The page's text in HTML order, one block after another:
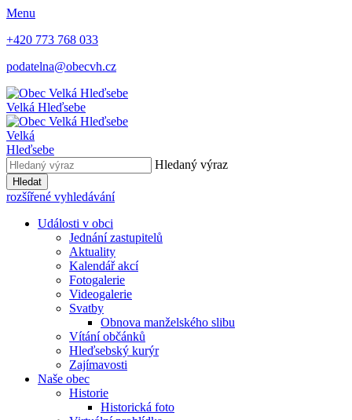
Menu
+420 773 768 033
podatelna@obecvh.cz
Velká Hleďsebe
Velká
Hleďsebe
Hledaný výraz
Hledat
rozšířené vyhledávání
Události v obci
Jednání zastupitelů
Aktuality
Kalendář akcí
Fotogalerie
Videogalerie
Svatby
Obnova manželského slibu
Vítání občánků
Hleďsebský kurýr
Zajímavosti
Naše obec
Historie
Historická foto